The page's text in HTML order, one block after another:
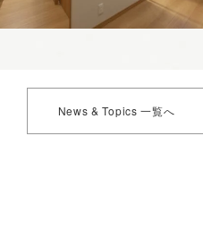
News & Topics 一覧へ